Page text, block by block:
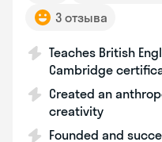
3 отзыва
Teaches British
Cambridge
Created an
creativity
Founded and